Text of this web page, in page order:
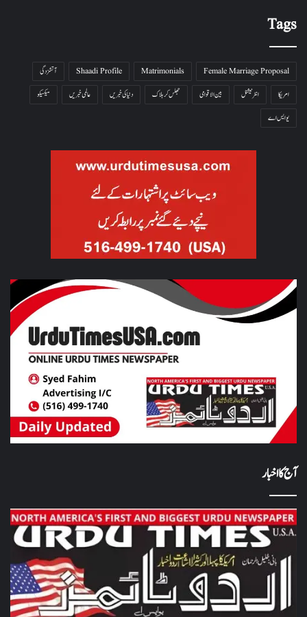
Tags
Female Marriage Proposal
Matrimonials
Shaadi Profile
آتشزدگی
امریکا
انٹرنیشنل بین الاقوامی جھلس کر ہلاک دنیا کی خبریں عالمی خبریں
میکسیکو
یو ایس اے
آج کا اخبار